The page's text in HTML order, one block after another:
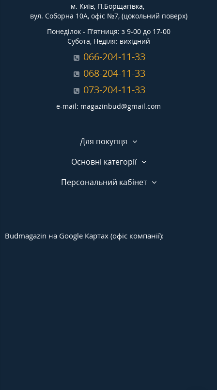
м. Київ, П.Борщагівка,
вул. Соборна 10А, офіс №7, (цокольний поверх)
Понеділок - П'ятниця: з 9-00 до 17-00
Субота, Неділя: вихідний
066-204-11-33
068-204-11-33
073-204-11-33
e-mail: magazinbud@gmail.com
Для покупця
Основні категорії
Персональний кабінет
Budmagazin на Google Картах (офіс компанії):